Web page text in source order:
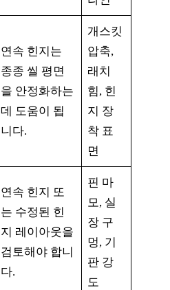
연속 힌지는
종종 씰 평면
을 안정화하는
데 도움이 됩
니다.
개스킷
압축,
래치
힘, 힌
지 장
착 표
면
연속 힌지 또
는 수정된 힌
지 레이아웃을
검토해야 합니
다.
핀 마
모, 실
장 구
멍, 기
판 강
도